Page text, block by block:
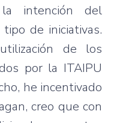
intención del
de iniciativas.
de los
por la ITAIPU
he incentivado
creo que con